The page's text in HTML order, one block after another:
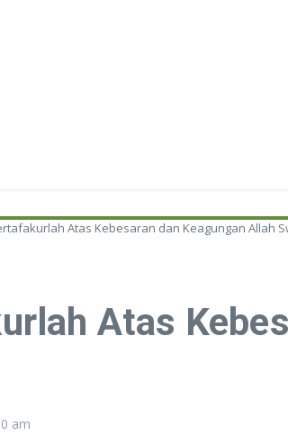
Atas Kebesaran dan Keagungan Allah
Atas
am